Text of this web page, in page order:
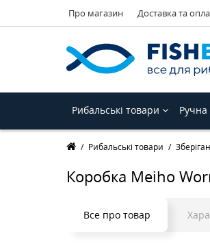
Про магазин Доставка та
Рибальські товари
Рибальські товари
Коробка Meiho
Все про товар